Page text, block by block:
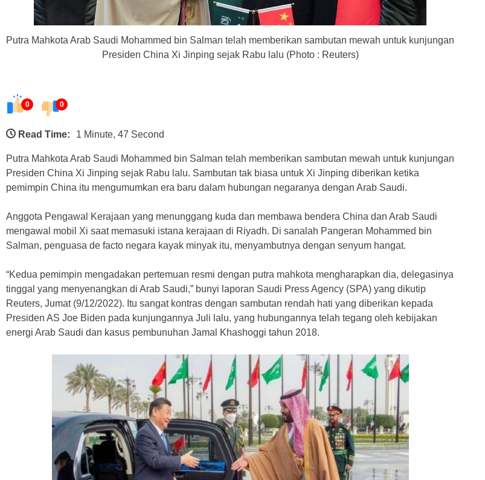
Putra Mahkota Arab Saudi Mohammed bin Salman telah memberikan sambutan mewah untuk kunjungan
Presiden China Xi Jinping sejak Rabu lalu (Photo : Reuters)
0 0
Read Time: 1 Minute, 47 Second
Putra Mahkota Arab Saudi Mohammed bin Salman telah memberikan sambutan mewah untuk kunjungan
Presiden China Xi Jinping sejak Rabu lalu. Sambutan tak biasa untuk Xi Jinping diberikan ketika
pemimpin China itu mengumumkan era baru dalam hubungan negaranya dengan Arab Saudi.
Anggota Pengawal Kerajaan yang menunggang kuda dan membawa bendera China dan Arab Saudi
mengawal mobil Xi saat memasuki istana kerajaan di Riyadh. Di sanalah Pangeran Mohammed bin
Salman, penguasa de facto negara kayak minyak itu, menyambutnya dengan senyum hangat.
“Kedua pemimpin mengadakan pertemuan resmi dengan putra mahkota mengharapkan dia, delegasinya
tinggal yang menyenangkan di Arab Saudi,” bunyi laporan Saudi Press Agency (SPA) yang dikutip
Reuters, Jumat (9/12/2022). Itu sangat kontras dengan sambutan rendah hati yang diberikan kepada
Presiden AS Joe Biden pada kunjungannya Juli lalu, yang hubungannya telah tegang oleh kebijakan
energi Arab Saudi dan kasus pembunuhan Jamal Khashoggi tahun 2018.